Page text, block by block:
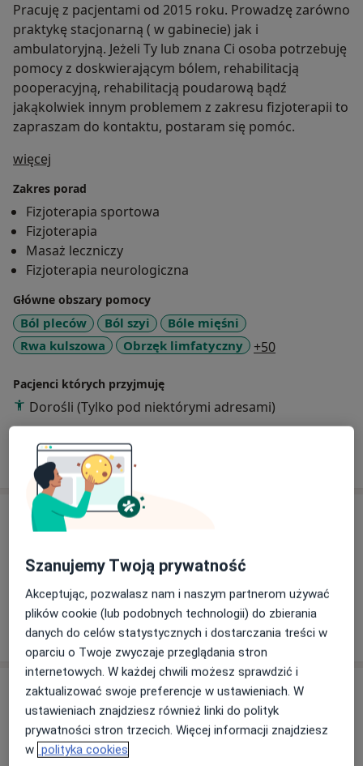
Pracuję z pacjentami od 2015 roku. Prowadzę zarówno
praktykę stacjonarną ( w gabinecie) jak i
ambulatoryjną. Jeżeli Ty lub znana Ci osoba potrzebuję
pomocy z doskwierającym bólem, rehabilitacją
pooperacyjną, rehabilitacją poudarową bądź
jakąkolwiek innym problemem z zakresu fizjoterapii to
zapraszam do kontaktu, postaram się pomóc.
więcej
Zakres porad
Fizjoterapia sportowa
Fizjoterapia
Masaż leczniczy
Fizjoterapia neurologiczna
Główne obszary pomocy
Ból pleców Ból szyi
Bóle mięśni
Rwa kulszowa
Obrzęk limfatyczny +50
Pacjenci których przyjmuję
Dorośli (Tylko pod niektórymi adresami)
Usługi i ceny
Szczegóły
W jaki sposób ustalane są ceny?
Adresy (2)
Adres 1 Adres 2
Szanujemy Twoją prywatność
Akceptując, pozwalasz nam i naszym partnerom używać
plików cookie (lub podobnych technologii) do zbierania
danych do celów statystycznych i dostarczania treści w
oparciu o Twoje zwyczaje przeglądania stron
internetowych. W każdej chwili możesz sprawdzić i
zaktualizować swoje preferencje w ustawieniach. W
ustawieniach znajdziesz również linki do polityk
prywatności stron trzecich. Więcej informacji znajdziesz
w polityka cookies